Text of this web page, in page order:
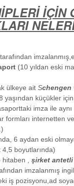
İÇİN
(10 yıldan eski
ülkeye ait Schengen
yaşından küçükler
imza ile
formları internetten
6 aydan eski
4,5 boyutlarında)
, şirket antetli
imzalanmış
iş pozisyonu,ad